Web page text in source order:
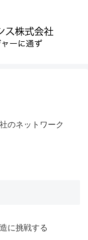
のネットワーク
に挑戦する